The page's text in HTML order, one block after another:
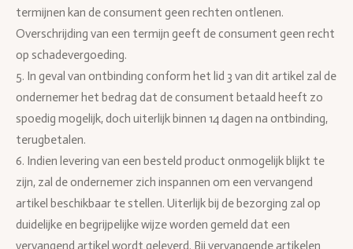
termijnen kan de consument geen rechten ontlenen.
Overschrijding van een termijn geeft de consument geen recht
op schadevergoeding.
5. In geval van ontbinding conform het lid 3 van dit artikel zal de
ondernemer het bedrag dat de consument betaald heeft zo
spoedig mogelijk, doch uiterlijk binnen 14 dagen na ontbinding,
terugbetalen.
6. Indien levering van een besteld product onmogelijk blijkt te
zijn, zal de ondernemer zich inspannen om een vervangend
artikel beschikbaar te stellen. Uiterlijk bij de bezorging zal op
duidelijke en begrijpelijke wijze worden gemeld dat een
vervangend artikel wordt geleverd. Bij vervangende artikelen